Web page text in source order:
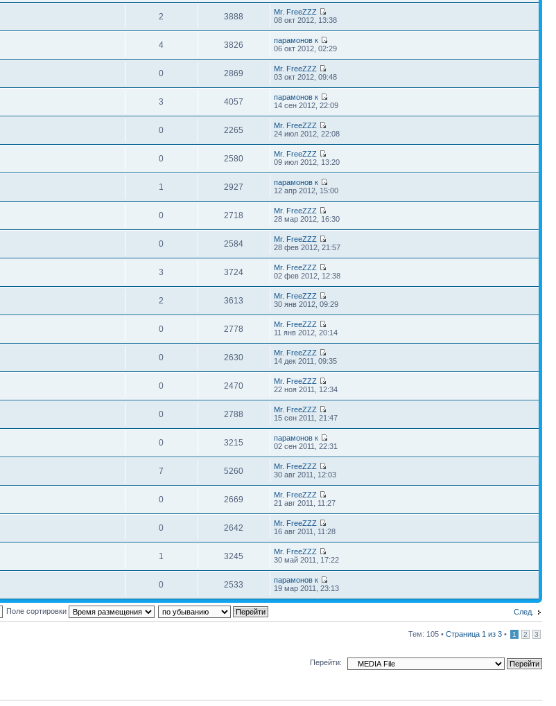
2 3888
Mr. FreeZZZ
08 окт 2012, 13:38
4 3826
парамонов к
06 окт 2012, 02:29
0 2869
Mr. FreeZZZ
03 окт 2012, 09:48
3 4057
парамонов к
14 сен 2012, 22:09
0 2265
Mr. FreeZZZ
24 июл 2012, 22:08
0 2580
Mr. FreeZZZ
09 июл 2012, 13:20
1 2927
парамонов к
12 апр 2012, 15:00
0 2718
Mr. FreeZZZ
28 мар 2012, 16:30
0 2584
Mr. FreeZZZ
28 фев 2012, 21:57
3 3724
Mr. FreeZZZ
02 фев 2012, 12:38
2 3613
Mr. FreeZZZ
30 янв 2012, 09:29
0 2778
Mr. FreeZZZ
11 янв 2012, 20:14
0 2630
Mr. FreeZZZ
14 дек 2011, 09:35
0 2470
Mr. FreeZZZ
22 ноя 2011, 12:34
0 2788
Mr. FreeZZZ
15 сен 2011, 21:47
0 3215
парамонов к
02 сен 2011, 22:31
7 5260
Mr. FreeZZZ
30 авг 2011, 12:03
0 2669
Mr. FreeZZZ
21 авг 2011, 11:27
0 2642
Mr. FreeZZZ
16 авг 2011, 11:28
1 3245
Mr. FreeZZZ
30 май 2011, 17:22
0 2533
парамонов к
19 мар 2011, 23:13
След.
Поле сортировки
Тем: 105 • Страница 1 из 3 • 1 2 3
Перейти: